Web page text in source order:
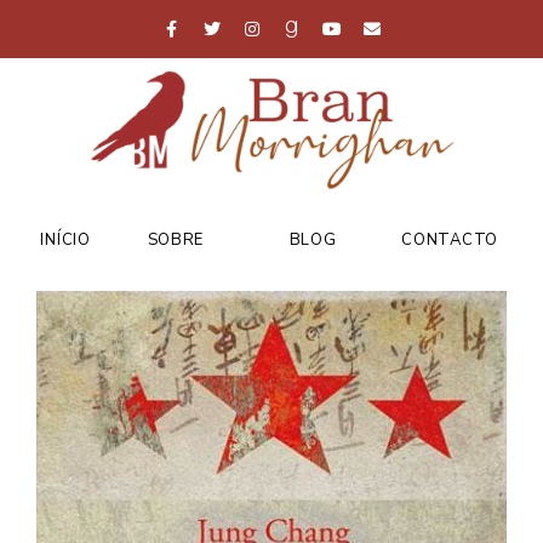
INÍCIO SOBRE BLOG CONTACTO